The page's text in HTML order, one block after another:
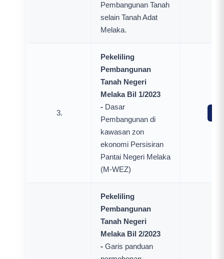
Pembangunan Tanah
selain Tanah Adat
Melaka.
3.
Pekeliling
Pembangunan
Tanah Negeri
Melaka Bil 1/2023
- Dasar
Pembangunan di
kawasan zon
ekonomi Persisiran
Pantai Negeri Melaka
(M-WEZ)
Pekeliling
Pembangunan
Tanah Negeri
Melaka Bil 2/2023
- Garis panduan